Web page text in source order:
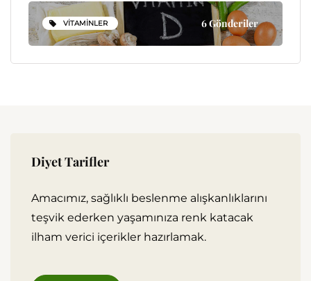
VITAMINLER 6 Gönderiler
Diyet Tarifler
Amacımız, sağlıklı beslenme alışkanlıklarını
teşvik ederken yaşamınıza renk katacak
ilham verici içerikler hazırlamak.